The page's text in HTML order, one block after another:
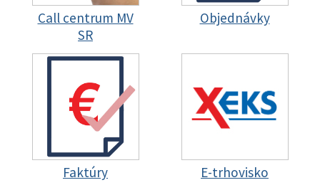
Call centrum MV
SR
Objednávky
Faktúry E-trhovisko